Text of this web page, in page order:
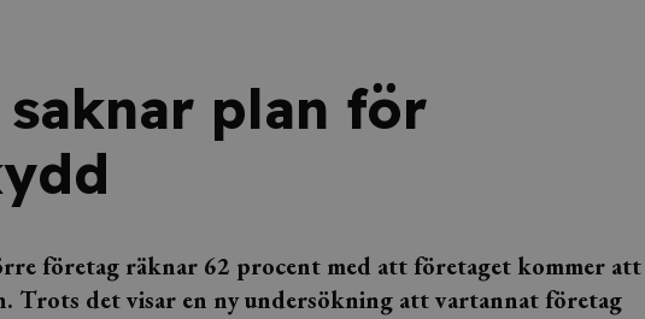
plan för
företag räknar 62 procent med att företaget kommer att
Trots det visar en ny undersökning att vartannat företag